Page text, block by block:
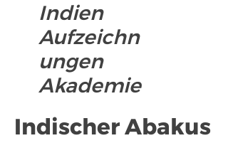
Indien
Aufzeichn
ungen
Akademie
Indischer Abakus